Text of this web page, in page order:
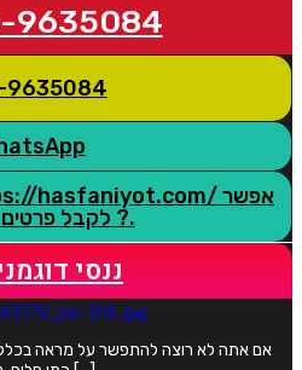
9635084
9635084
לקבל פרטים בבקשה ?.
ננסי
אם אתה לא רוצה להתפשר על מראה